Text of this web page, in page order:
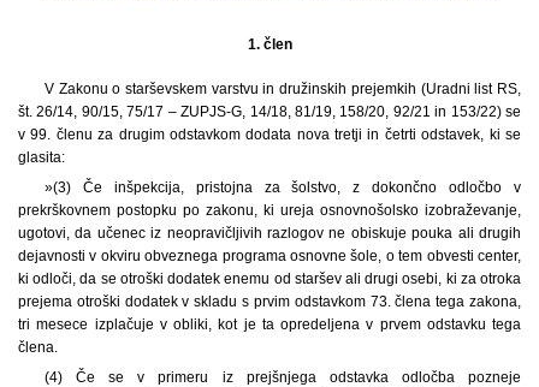
1. člen
V Zakonu o starševskem varstvu in družinskih prejemkih (Uradni list RS,
št. 26/14, 90/15, 75/17 – ZUPJS-G, 14/18, 81/19, 158/20, 92/21 in 153/22) se
v 99. členu za drugim odstavkom dodata nova tretji in četrti odstavek, ki se
glasita:
»(3) Če inšpekcija, pristojna za šolstvo, z dokončno odločbo v
prekrškovnem postopku po zakonu, ki ureja osnovnošolsko izobraževanje,
ugotovi, da učenec iz neopravičljivih razlogov ne obiskuje pouka ali drugih
dejavnosti v okviru obveznega programa osnovne šole, o tem obvesti center,
ki odloči, da se otroški dodatek enemu od staršev ali drugi osebi, ki za otroka
prejema otroški dodatek v skladu s prvim odstavkom 73. člena tega zakona,
tri mesece izplačuje v obliki, kot je ta opredeljena v prvem odstavku tega
člena.
(4) Če se v primeru iz prejšnjega odstavka odločba pozneje